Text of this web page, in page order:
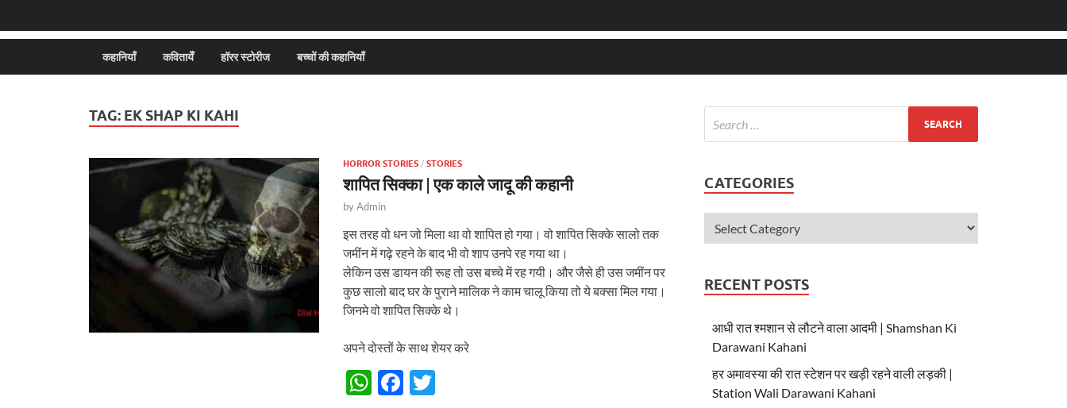
कहानियाँ कवितायेँ हॉरर स्टोरीज बच्चों की कहानियाँ
TAG: EK SHAP KI KAHI
HORROR STORIES / STORIES
शापित सिक्का | एक काले जादू की कहानी
byAdmin
इस तरह वो धन जो मिला था वो शापित हो गया। वो शापित सिक्के सालो तक
जमींन में गढ़े रहने के बाद भी वो शाप उनपे रह गया था।
लेकिन उस डायन की रूह तो उस बच्चे में रह गयी। और जैसे ही उस जमींन पर
कुछ सालो बाद घर के पुराने मालिक ने काम चालू किया तो ये बक्सा मिल गया।
जिनमे वो शापित सिक्के थे।
अपने दोस्तों के साथ शेयर करे
W F
CATEGORIES
RECENT POSTS
आधी रात श्मशान से लौटने वाला आदमी | Shamshan Ki
Darawani Kahani
हर अमावस्या की रात स्टेशन पर खड़ी रहने वाली लड़की |
Station Wali Darawani Kahani